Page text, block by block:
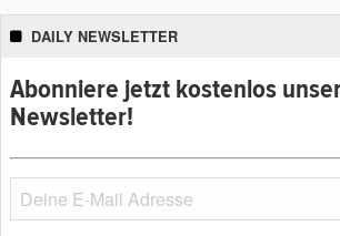
DAILY NEWSLETTER
Abonniere jetzt kostenlos
Newsletter!